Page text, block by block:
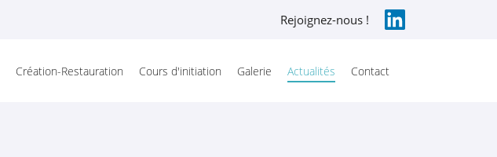
Rejoignez-nous !
Création-Restauration Cours d'initiation Galerie Actualités Contact